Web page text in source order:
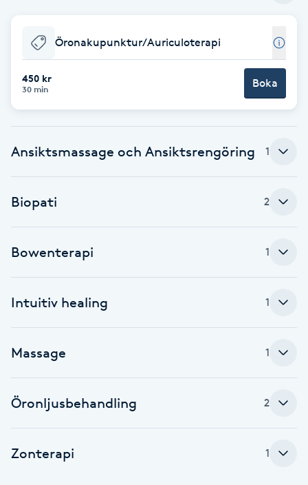
Balayage
Bambumassage
Barnklippning
Blowout
Bottenfärg
Brynplockning
Bröllopsuppsättning
Öronakupunktur/Auriculoterapi
450 kr
30 min Boka
Ansiktsmassage och Ansiktsrengöring 1
Biopati 2
Bowenterapi 1
Intuitiv healing 1
Massage 1
Öronljusbehandling 2
Zonterapi 1